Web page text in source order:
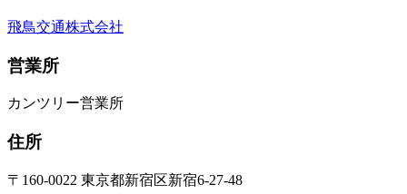
飛鳥交通株式会社
営業所
カンツリー営業所
住所
〒160-0022 東京都新宿区新宿6-27-48